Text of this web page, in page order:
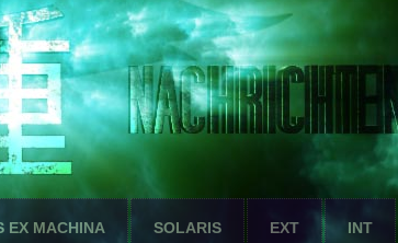
EX MACHINA SOLARIS EXT INT